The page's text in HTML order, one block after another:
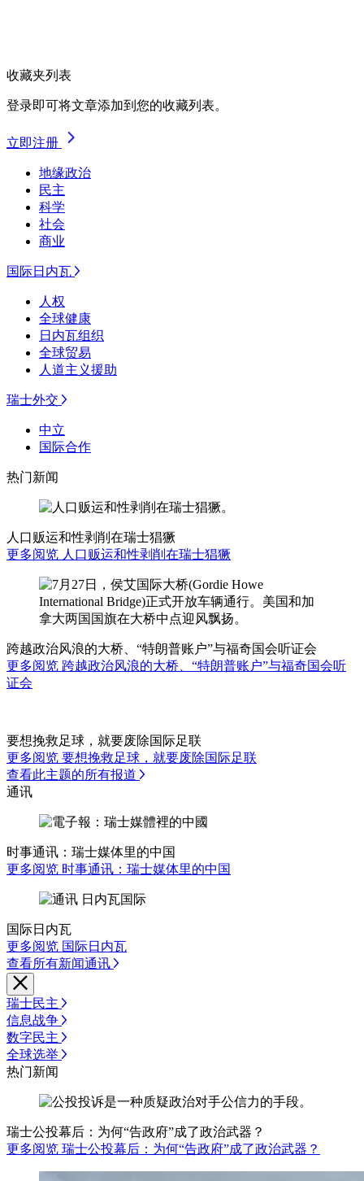
收藏夹列表
登录即可将文章添加到您的收藏列表。
立即注册
地缘政治
民主
科学
社会
商业
国际日内瓦
人权
全球健康
日内瓦组织
全球贸易
人道主义援助
瑞士外交
中立
国际合作
热门新闻
人口贩运和性剥削在瑞士猖獗
更多阅览 人口贩运和性剥削在瑞士猖獗
跨越政治风浪的大桥、“特朗普账户”与福奇国会听证会
更多阅览 跨越政治风浪的大桥、“特朗普账户”与福奇国会听
证会
要想挽救足球，就要废除国际足联
更多阅览 要想挽救足球，就要废除国际足联
查看此主题的所有报道
通讯
时事通讯：瑞士媒体里的中国
更多阅览 时事通讯：瑞士媒体里的中国
国际日内瓦
更多阅览 国际日内瓦
查看所有新闻通讯
瑞士民主
信息战争
数字民主
全球选举
热门新闻
瑞士公投幕后：为何“告政府”成了政治武器？
更多阅览 瑞士公投幕后：为何“告政府”成了政治武器？